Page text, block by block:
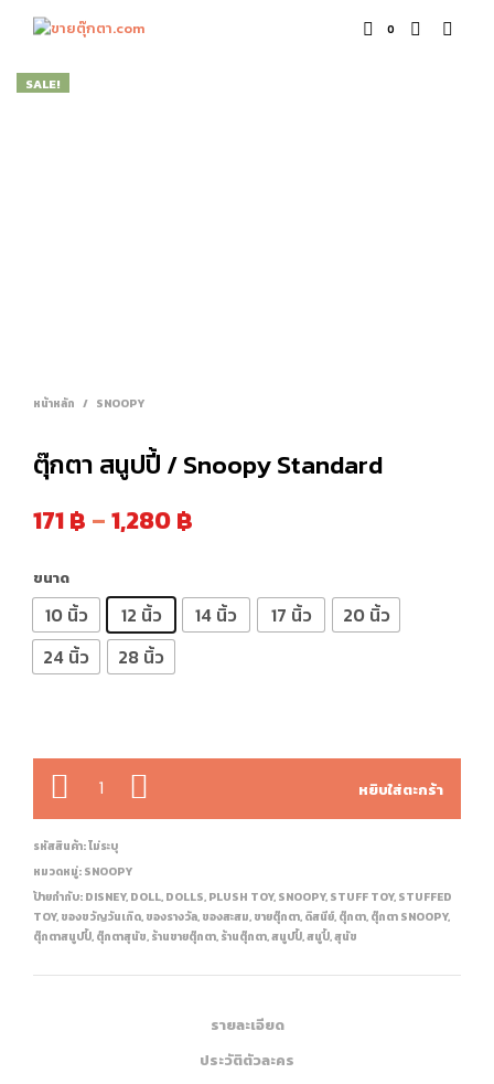
0
SALE!
หน้าหลัก / SNOOPY
ตุ๊กตา สนูปปี้ / Snoopy Standard
171฿ –1,280฿
ขนาด
10 นิ้ว 12 นิ้ว 14 นิ้ว 17 นิ้ว
20 นิ้ว
24 นิ้ว
28 นิ้ว
หยิบใส่ตะกร้า
รหัสสินค้า:ไม่ระบุ
หมวดหมู่: SNOOPY
ป้ายกำกับ: DISNEY, DOLL, DOLLS, PLUSH TOY, SNOOPY, STUFF TOY, STUFFED
TOY, ของขวัญวันเกิด, ของรางวัล, ของสะสม, ขายตุ๊กตา, ดิสนีย์, ตุ๊กตา, ตุ๊กตา SNOOPY,
ตุ๊กตาสนูปปี้, ตุ๊กตาสุนัข, ร้านขายตุ๊กตา, ร้านตุ๊กตา,สนูปปี้,สนูปี้,สุนัข
รายละเอียด
ประวัติตัวละคร